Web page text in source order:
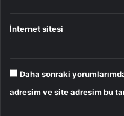
İnternet sitesi
Daha sonraki
adresim ve site adresim bu